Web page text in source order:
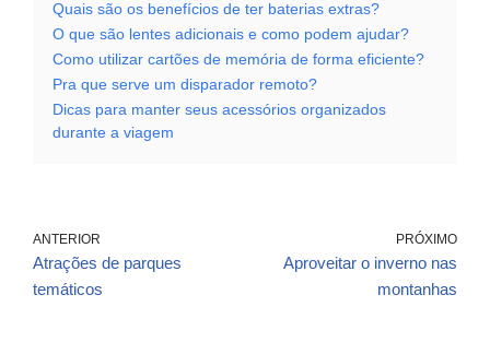
Quais são os benefícios de ter baterias extras?
O que são lentes adicionais e como podem ajudar?
Como utilizar cartões de memória de forma eficiente?
Pra que serve um disparador remoto?
Dicas para manter seus acessórios organizados
durante a viagem
ANTERIOR
Atrações de parques
temáticos
PRÓXIMO
Aproveitar o inverno nas
montanhas